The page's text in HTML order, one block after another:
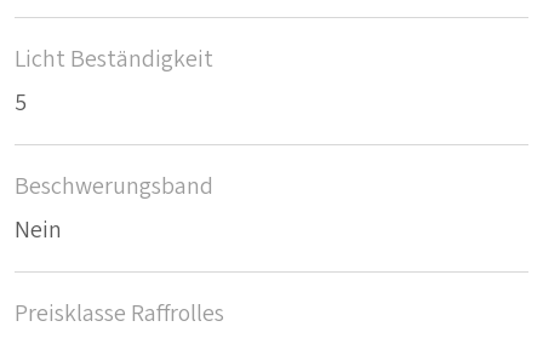
Licht Beständigkeit
5
Beschwerungsband
Nein
Preisklasse Raffrolles